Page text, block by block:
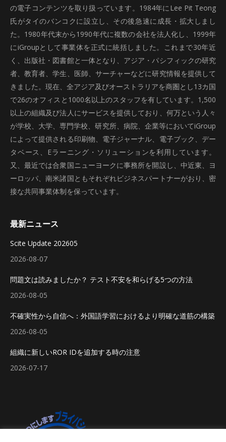
の電子コンテンツを取り扱っています。1984年にLee Pit Teong
氏がタイのバンコクに設立し、その後急速に成長・拡大しまし
た。1980年代末から1990年代に複数の会社を法人化し、1999年
にiGroupとして事業体を正式に統括しました。これまで30年近
く、出版社・図書館と一体となり、アジア・パシフィックの研究
者、教育者、学生、医師、サーチャーなどに研究情報を提供して
きました。現在、全アジア及びオーストラリアを商圏とし13カ国
で26のオフィスと1000名以上のスタッフを有しています。1,500
以上の組織及び法人にサービスを提供しており、何万という人々
が学校、大学、専門学校、研究所、病院、企業等においてiGroup
によって提供される印刷物、電子ジャーナル、電子ブック、デー
タベース、Eラーニング・ソリューションを利用しています。
又、最近では合衆国ニューヨークに事務所を開設し、中近東、ヨ
ーロッパ、南米諸国ともそれぞれビジネスパートナーがおり、密
接な共同事業体制を保っています。
最新ニュース
Scite Update 202605
2026-08-07
問題文は読みましたか？ テスト不安を和らげる5つの方法
2026-08-05
不確実性から自信へ：外国語学習におけるより明確な道筋の構築
2026-08-05
組織に新しいROR IDを追加する時の注意
2026-07-17